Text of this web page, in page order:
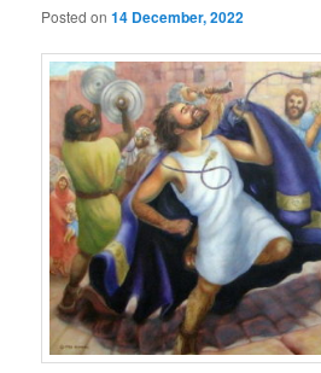
Posted on14 December, 2022